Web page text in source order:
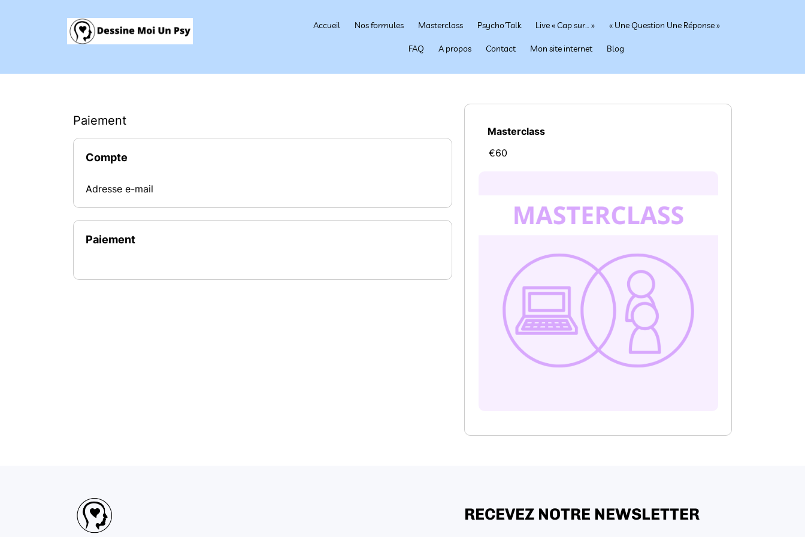
Accueil Nos formules Masterclass Psycho'Talk Live « Cap sur… » « Une Question Une Réponse »
FAQ A propos Contact Mon site internet Blog
Paiement
Compte
Adresse e-mail
Paiement
Masterclass
€60
RECEVEZ NOTRE NEWSLETTER